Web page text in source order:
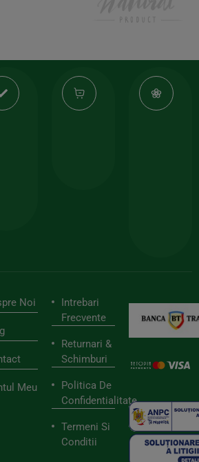
Produse
calitate
Noi
Meu
Intrebari
Frecvente
Returnari &
Schimburi
Politica De
Confidentialitate
Termeni Si
Conditii